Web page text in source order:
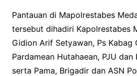
Pantauan di Mapolrestabes
tersebut dihadiri Kapolrestabes
Gidion Arif Setyawan, Ps Kabag
Pardamean Hutahaean, PJU
serta Pama, Brigadir dan ASN